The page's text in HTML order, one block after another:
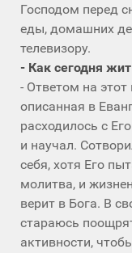
Господом перед
еды, домашних
телевизору.
- Как сегодня
- Ответом на этот
описанная в
расходилось с
и научал.
себя, хотя Его
молитва, и
верит в Бога. В
стараюсь
активности,